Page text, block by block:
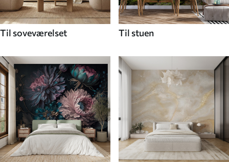
Til soveværelset Til stuen